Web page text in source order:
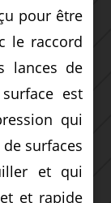
pour être
le raccord
lances de
est
qui
surfaces
et qui
et rapide